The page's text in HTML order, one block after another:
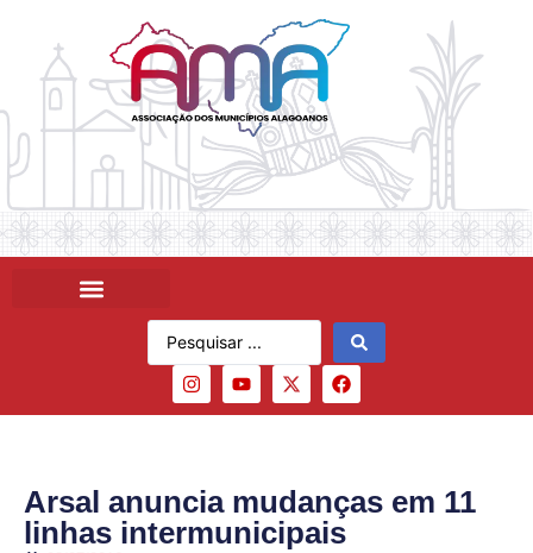
Arsal anuncia mudanças em 11
linhas intermunicipais